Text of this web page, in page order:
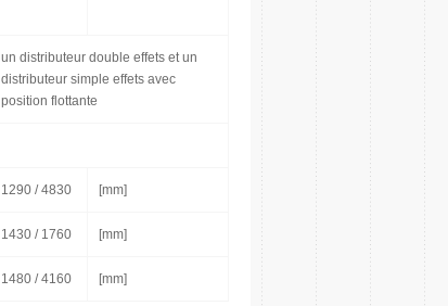
un distributeur double effets et un
distributeur simple effets avec
position flottante
1290 / 4830 [mm]
1430 / 1760 [mm]
1480 / 4160 [mm]